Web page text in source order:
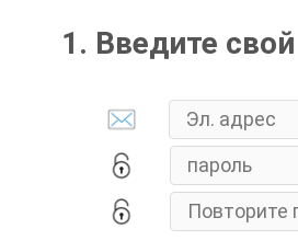
1. Введите